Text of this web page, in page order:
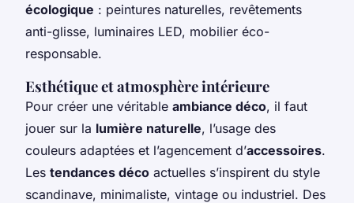
écologique : peintures naturelles, revêtements
anti-glisse, luminaires LED, mobilier éco-
responsable.
Esthétique et atmosphère intérieure
Pour créer une véritable ambiance déco, il faut
jouer sur la lumière naturelle, l’usage des
couleurs adaptées et l’agencement d’accessoires.
Les tendances déco actuelles s’inspirent du style
scandinave, minimaliste, vintage ou industriel. Des